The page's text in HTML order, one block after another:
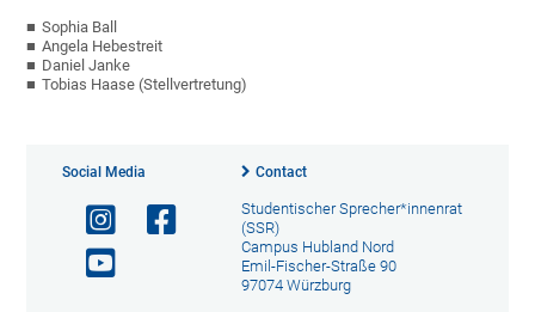
Sophia Ball
Angela Hebestreit
Daniel Janke
Tobias Haase (Stellvertretung)
Social Media Contact
Studentischer Sprecher*innenrat
(SSR)
Campus Hubland Nord
Emil-Fischer-Straße 90
97074 Würzburg